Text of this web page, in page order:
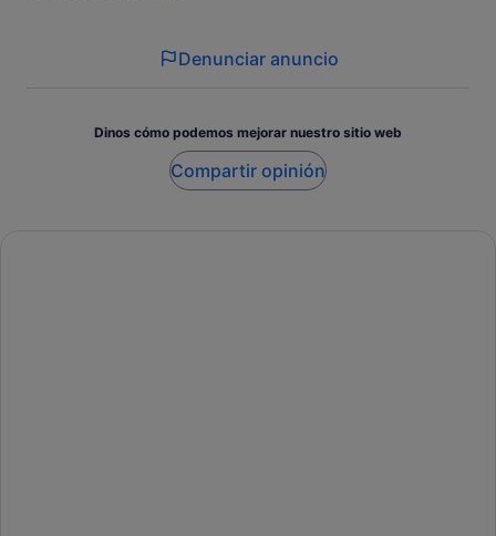
Denunciar anuncio
Dinos cómo podemos mejorar nuestro sitio web
Compartir opinión